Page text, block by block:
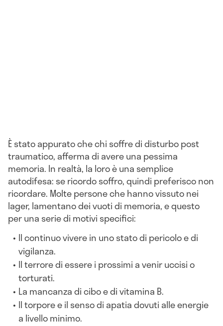
È stato appurato che chi soffre di disturbo post
traumatico, afferma di avere una pessima
memoria. In realtà, la loro è una semplice
autodifesa: se ricordo soffro, quindi preferisco non
ricordare. Molte persone che hanno vissuto nei
lager, lamentano dei vuoti di memoria, e questo
per una serie di motivi specifici:
Il continuo vivere in uno stato di pericolo e di
vigilanza.
Il terrore di essere i prossimi a venir uccisi o
torturati.
La mancanza di cibo e di vitamina B.
Il torpore e il senso di apatia dovuti alle energie
a livello minimo.